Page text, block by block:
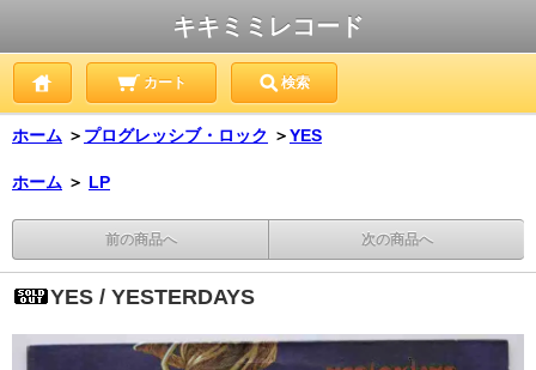
キキミミレコード
カート 検索
ホーム ＞ プログレッシブ・ロック ＞YES
ホーム ＞ LP
前の商品へ 次の商品へ
YES / YESTERDAYS